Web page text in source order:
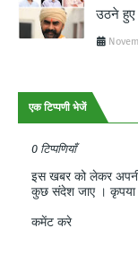
उठने
एक टिप्पणी भेजें
0 टिप्पणियाँ
इस खबर को लेकर अपनी
कुछ संदेश जाए । कृपया
कमेंट करे